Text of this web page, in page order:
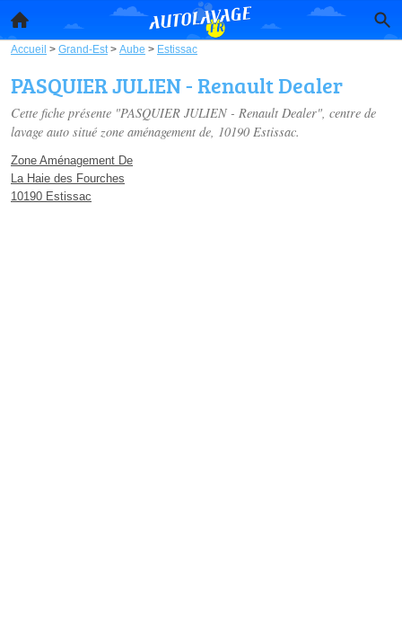
Accueil > Grand-Est > Aube > Estissac
PASQUIER JULIEN - Renault Dealer
Cette fiche présente "PASQUIER JULIEN - Renault Dealer", centre de
lavage auto situé zone aménagement de, 10190 Estissac.
Zone Aménagement De
La Haie des Fourches
10190 Estissac